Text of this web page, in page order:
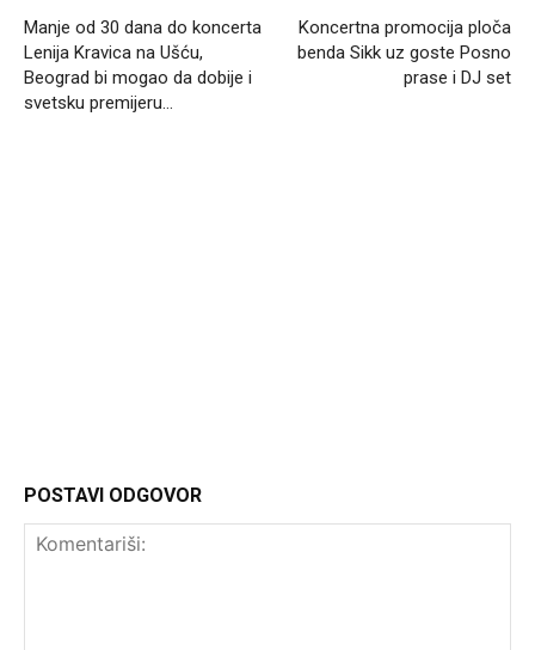
Manje od 30 dana do koncerta
Lenija Kravica na Ušću,
Beograd bi mogao da dobije i
svetsku premijeru…
Koncertna promocija ploča
benda Sikk uz goste Posno
prase i DJ set
POSTAVI ODGOVOR